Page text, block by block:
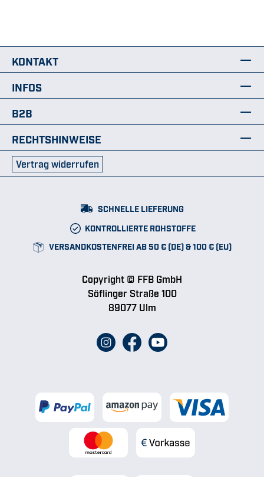
KONTAKT
INFOS
B2B
RECHTSHINWEISE
Vertrag widerrufen
SCHNELLE LIEFERUNG
KONTROLLIERTE ROHSTOFFE
VERSANDKOSTENFREI AB 50 € (DE) & 100 € (EU)
Copyright © FFB GmbH
Söflinger Straße 100
89077 Ulm